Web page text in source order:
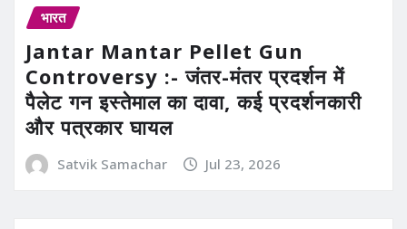
भारत
Jantar Mantar Pellet Gun
Controversy :- जंतर-मंतर प्रदर्शन में
पैलेट गन इस्तेमाल का दावा, कई प्रदर्शनकारी
और पत्रकार घायल
Satvik Samachar Jul 23, 2026